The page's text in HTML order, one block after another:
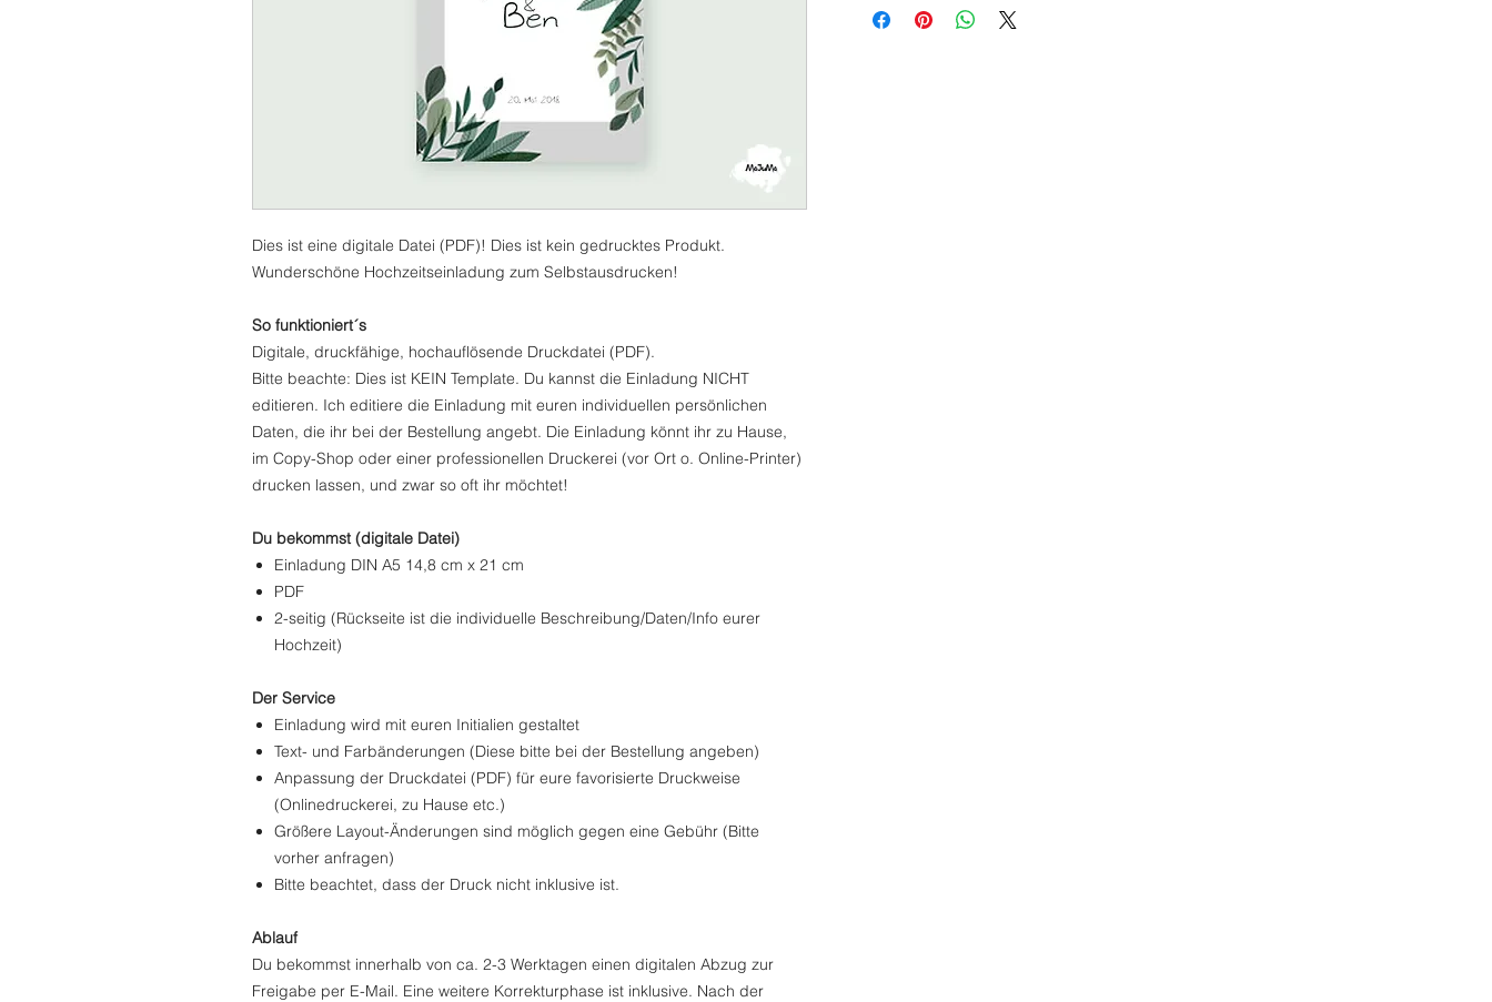
Dies ist eine digitale Datei (PDF)! Dies ist kein gedrucktes Produkt.
Wunderschöne Hochzeitseinladung zum Selbstausdrucken!
So funktioniert´s
Digitale, druckfähige, hochauflösende Druckdatei (PDF).
Bitte beachte: Dies ist KEIN Template. Du kannst die Einladung NICHT
editieren. Ich editiere die Einladung mit euren individuellen persönlichen
Daten, die ihr bei der Bestellung angebt. Die Einladung könnt ihr zu Hause,
im Copy-Shop oder einer professionellen Druckerei (vor Ort o. Online-Printer)
drucken lassen, und zwar so oft ihr möchtet!
Du bekommst (digitale Datei)
Einladung DIN A5 14,8 cm x 21 cm
PDF
2-seitig (Rückseite ist die individuelle Beschreibung/Daten/Info eurer
Hochzeit)
Der Service
Einladung wird mit euren Initialien gestaltet
Text- und Farbänderungen (Diese bitte bei der Bestellung angeben)
Anpassung der Druckdatei (PDF) für eure favorisierte Druckweise
(Onlinedruckerei, zu Hause etc.)
Größere Layout-Änderungen sind möglich gegen eine Gebühr (Bitte
vorher anfragen)
Bitte beachtet, dass der Druck nicht inklusive ist.
Ablauf
Du bekommst innerhalb von ca. 2-3 Werktagen einen digitalen Abzug zur
Freigabe per E-Mail. Eine weitere Korrekturphase ist inklusive. Nach der